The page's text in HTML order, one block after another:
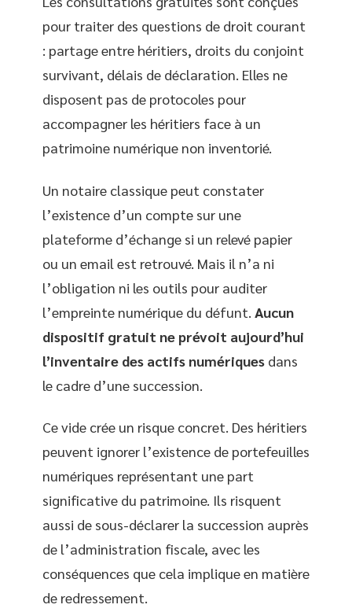
pour traiter des questions de droit courant
: partage entre héritiers, droits du conjoint
survivant, délais de déclaration. Elles ne
disposent pas de protocoles pour
accompagner les héritiers face à un
patrimoine numérique non inventorié.
Un notaire classique peut constater
l’existence d’un compte sur une
plateforme d’échange si un relevé papier
ou un email est retrouvé. Mais il n’a ni
l’obligation ni les outils pour auditer
l’empreinte numérique du défunt. Aucun
dispositif gratuit ne prévoit aujourd’hui
l’inventaire des actifs numériques dans
le cadre d’une succession.
Ce vide crée un risque concret. Des héritiers
peuvent ignorer l’existence de portefeuilles
numériques représentant une part
significative du patrimoine. Ils risquent
aussi de sous-déclarer la succession auprès
de l’administration fiscale, avec les
conséquences que cela implique en matière
de redressement.